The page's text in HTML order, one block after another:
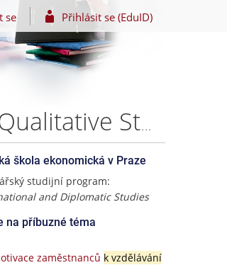
se Přihlásit se (EduID)
From Human Rights Education to Democratic Socialization: A Qualitative Study of Non-formal Human Rights Education Activities’ Long-term Effects – Mustafa Andım Çoban
škola ekonomická v Praze
studijní program:
and Diplomatic Studies
na příbuzné téma
zaměstnanců k vzdělávání